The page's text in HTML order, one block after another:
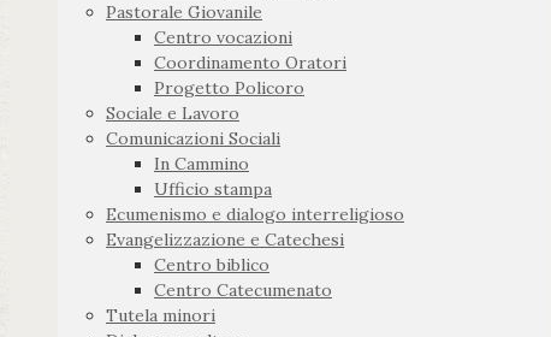
Pastorale Giovanile
Centro vocazioni
Coordinamento Oratori
Progetto Policoro
Sociale e Lavoro
Comunicazioni Sociali
In Cammino
Ufficio stampa
Ecumenismo e dialogo interreligioso
Evangelizzazione e Catechesi
Centro biblico
Centro Catecumenato
Tutela minori